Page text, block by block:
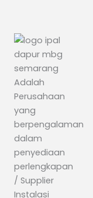
Adalah
Perusahaan
yang
berpengalaman
dalam
penyediaan
perlengkapan
/ Supplier
Instalasi